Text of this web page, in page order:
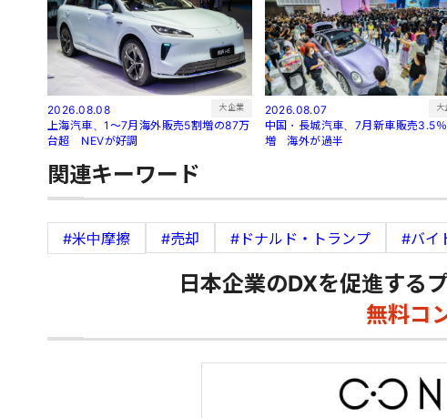
2026.08.08 大企業
上海汽車、1～7月海外販売5割増の87万
台超 NEVが好調
2026.08.07 大
中国・長城汽車、7月新車販売3.5％
増 海外が過半
関連キーワード
#米中摩擦 #売却 #ドナルド・トランプ #バイ
日本企業のDXを促進する
無料コ